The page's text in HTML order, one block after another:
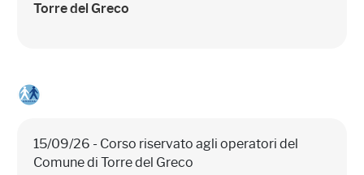
Torre del Greco
15/09/26 - Corso riservato agli operatori del
Comune di Torre del Greco